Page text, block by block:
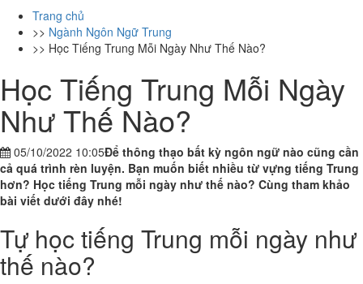
Trang chủ
>> Ngành Ngôn Ngữ Trung
>> Học Tiếng Trung Mỗi Ngày Như Thế Nào?
Học Tiếng Trung Mỗi Ngày
Như Thế Nào?
05/10/2022 10:05Để thông thạo bất kỳ ngôn ngữ nào cũng cần
cả quá trình rèn luyện. Bạn muốn biết nhiều từ vựng tiếng Trung
hơn? Học tiếng Trung mỗi ngày như thế nào? Cùng tham khảo
bài viết dưới đây nhé!
Tự học tiếng Trung mỗi ngày như
thế nào?